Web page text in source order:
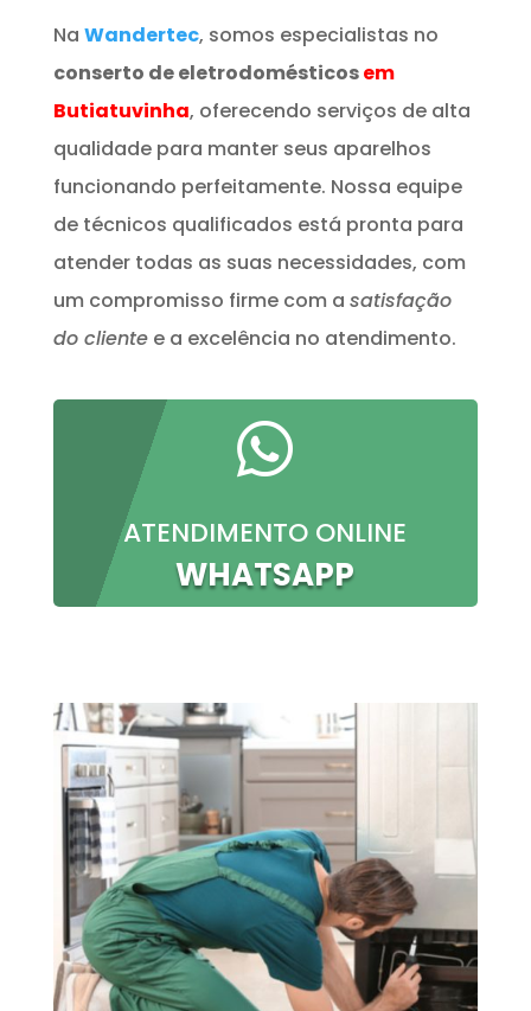
Na Wandertec, somos especialistas no
conserto de eletrodomésticosem
Butiatuvinha, oferecendo serviços de alta
qualidade para manter seus aparelhos
funcionando perfeitamente. Nossa equipe
de técnicos qualificados está pronta para
atender todas as suas necessidades, com
um compromisso firme com a satisfação
do clientee a excelência no atendimento.

ATENDIMENTO ONLINE
WHATSAPP